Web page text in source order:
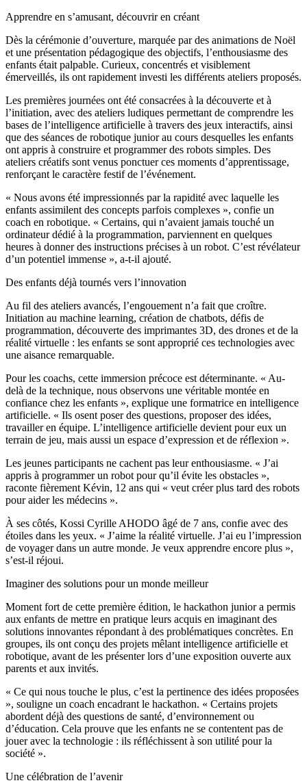
Apprendre en s’amusant, découvrir en créant
Dès la cérémonie d’ouverture, marquée par des animations de Noël
et une présentation pédagogique des objectifs, l’enthousiasme des
enfants était palpable. Curieux, concentrés et visiblement
émerveillés, ils ont rapidement investi les différents ateliers proposés.
Les premières journées ont été consacrées à la découverte et à
l’initiation, avec des ateliers ludiques permettant de comprendre les
bases de l’intelligence artificielle à travers des jeux interactifs, ainsi
que des séances de robotique junior au cours desquelles les enfants
ont appris à construire et programmer des robots simples. Des
ateliers créatifs sont venus ponctuer ces moments d’apprentissage,
renforçant le caractère festif de l’événement.
« Nous avons été impressionnés par la rapidité avec laquelle les
enfants assimilent des concepts parfois complexes », confie un
coach en robotique. « Certains, qui n’avaient jamais touché un
ordinateur dédié à la programmation, parviennent en quelques
heures à donner des instructions précises à un robot. C’est révélateur
d’un potentiel immense », a-t-il ajouté.
Des enfants déjà tournés vers l’innovation
Au fil des ateliers avancés, l’engouement n’a fait que croître.
Initiation au machine learning, création de chatbots, défis de
programmation, découverte des imprimantes 3D, des drones et de la
réalité virtuelle : les enfants se sont approprié ces technologies avec
une aisance remarquable.
Pour les coachs, cette immersion précoce est déterminante. « Au-
delà de la technique, nous observons une véritable montée en
confiance chez les enfants », explique une formatrice en intelligence
artificielle. « Ils osent poser des questions, proposer des idées,
travailler en équipe. L’intelligence artificielle devient pour eux un
terrain de jeu, mais aussi un espace d’expression et de réflexion ».
Les jeunes participants ne cachent pas leur enthousiasme. « J’ai
appris à programmer un robot pour qu’il évite les obstacles »,
raconte fièrement Kévin, 12 ans qui « veut créer plus tard des robots
pour aider les médecins ».
À ses côtés, Kossi Cyrille AHODO âgé de 7 ans, confie avec des
étoiles dans les yeux. « J’aime la réalité virtuelle. J’ai eu l’impression
de voyager dans un autre monde. Je veux apprendre encore plus »,
s’est-il réjoui.
Imaginer des solutions pour un monde meilleur
Moment fort de cette première édition, le hackathon junior a permis
aux enfants de mettre en pratique leurs acquis en imaginant des
solutions innovantes répondant à des problématiques concrètes. En
groupes, ils ont conçu des projets mêlant intelligence artificielle et
robotique, avant de les présenter lors d’une exposition ouverte aux
parents et aux invités.
« Ce qui nous touche le plus, c’est la pertinence des idées proposées
», souligne un coach encadrant le hackathon. « Certains projets
abordent déjà des questions de santé, d’environnement ou
d’éducation. Cela prouve que les enfants ne se contentent pas de
jouer avec la technologie : ils réfléchissent à son utilité pour la
société ».
Une célébration de l’avenir